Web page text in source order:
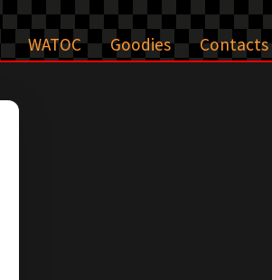
WATOC Goodies Contacts